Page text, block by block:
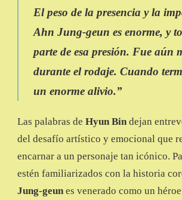
El peso de la presencia y la
Ahn Jung-geun es enorme, y
parte de esa presión. Fue aún
durante el rodaje. Cuando
un enorme alivio.”
Las palabras de Hyun Bin dejan
del desafío artístico y emocional que
encarnar a un personaje tan icónico.
estén familiarizados con la historia
Jung-geun es venerado como un